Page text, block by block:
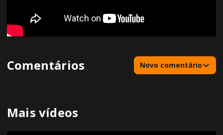
Mais vídeos
Comentários Novo comentário